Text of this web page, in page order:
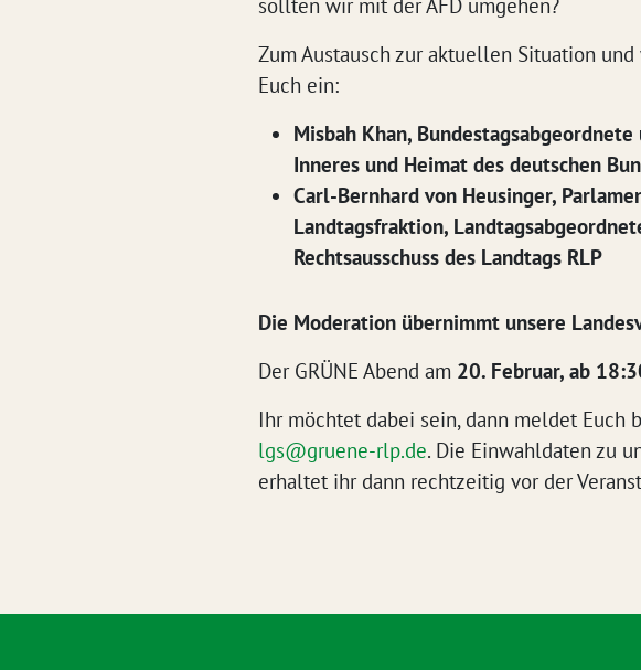
sollten wir mit der AFD umgehen?
Zum Austausch zur aktuellen Situation
Euch ein:
Misbah Khan,
Inneres und Heimat des deutschen
Carl-Bernhard von Heusinger,
Landtagsfraktion,
Rechtsausschuss des Landtags RLP
Die Moderation übernimmt unsere
Der GRÜNE Abend am 20. Februar, ab
Ihr möchtet dabei sein, dann meldet Euch
lgs@gruene-rlp.de. Die Einwahldaten zu
erhaltet ihr dann rechtzeitig vor der